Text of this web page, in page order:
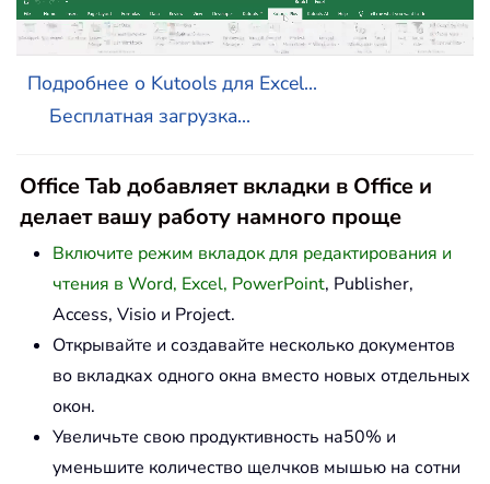
Подробнее о Kutools для Excel...
Бесплатная загрузка...
Office Tab добавляет вкладки в Office и
делает вашу работу намного проще
Включите режим вкладок для редактирования и
чтения в Word, Excel, PowerPoint, Publisher,
Access, Visio и Project.
Открывайте и создавайте несколько документов
во вкладках одного окна вместо новых отдельных
окон.
Увеличьте свою продуктивность на50% и
уменьшите количество щелчков мышью на сотни